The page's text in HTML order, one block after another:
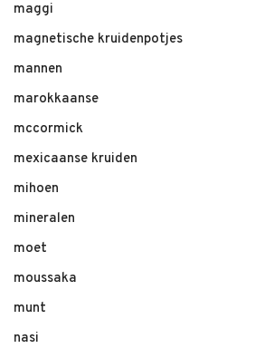
maggi
magnetische kruidenpotjes
mannen
marokkaanse
mccormick
mexicaanse kruiden
mihoen
mineralen
moet
moussaka
munt
nasi